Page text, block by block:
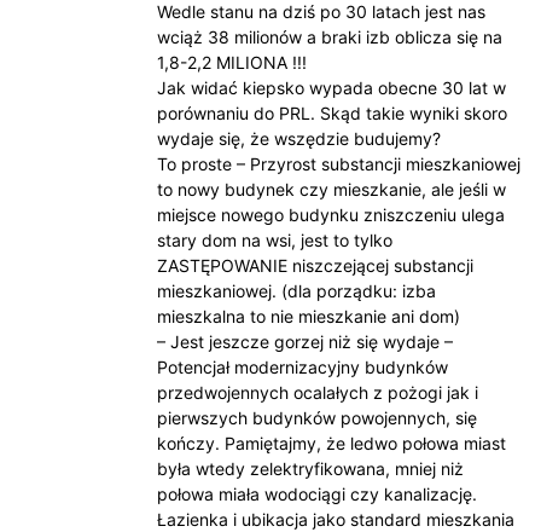
Wedle stanu na dziś po 30 latach jest nas
wciąż 38 milionów a braki izb oblicza się na
1,8-2,2 MILIONA !!!
Jak widać kiepsko wypada obecne 30 lat w
porównaniu do PRL. Skąd takie wyniki skoro
wydaje się, że wszędzie budujemy?
To proste – Przyrost substancji mieszkaniowej
to nowy budynek czy mieszkanie, ale jeśli w
miejsce nowego budynku zniszczeniu ulega
stary dom na wsi, jest to tylko
ZASTĘPOWANIE niszczejącej substancji
mieszkaniowej. (dla porządku: izba
mieszkalna to nie mieszkanie ani dom)
– Jest jeszcze gorzej niż się wydaje –
Potencjał modernizacyjny budynków
przedwojennych ocalałych z pożogi jak i
pierwszych budynków powojennych, się
kończy. Pamiętajmy, że ledwo połowa miast
była wtedy zelektryfikowana, mniej niż
połowa miała wodociągi czy kanalizację.
Łazienka i ubikacja jako standard mieszkania